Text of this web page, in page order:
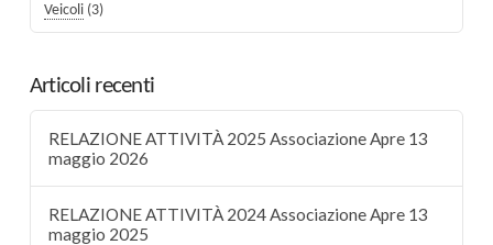
Veicoli (3)
Articoli recenti
RELAZIONE ATTIVITÀ 2025 Associazione Apre 13
maggio 2026
RELAZIONE ATTIVITÀ 2024 Associazione Apre 13
maggio 2025